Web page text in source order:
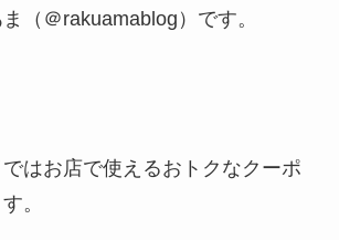
（＠rakuamablog）です。
はお店で使えるおトクなクーポ
。